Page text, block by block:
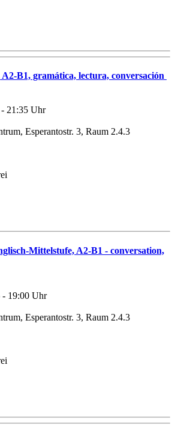
B1, gramática, lectura, conversación
21:35 Uhr
Esperantostr. 3, Raum 2.4.3
Mittelstufe, A2-B1 - conversation,
- 19:00 Uhr
Esperantostr. 3, Raum 2.4.3